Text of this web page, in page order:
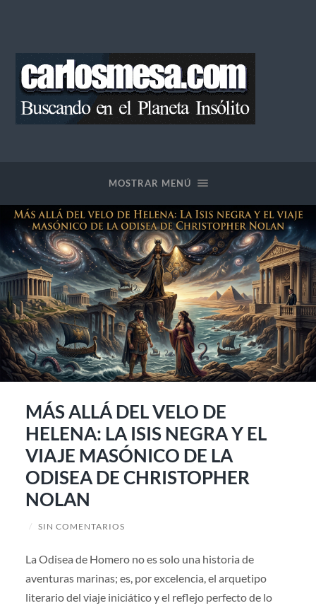
MOSTRAR MENÚ
MÁS ALLÁ DEL VELO DE
HELENA: LA ISIS NEGRA Y EL
VIAJE MASÓNICO DE LA
ODISEA DE CHRISTOPHER
NOLAN
/ SIN COMENTARIOS
La Odisea de Homero no es solo una historia de
aventuras marinas; es, por excelencia, el arquetipo
literario del viaje iniciático y el reflejo perfecto de lo